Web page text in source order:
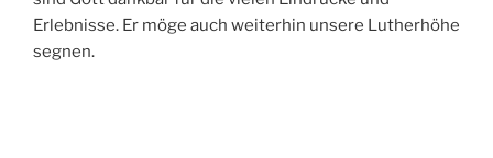
Erlebnisse. Er möge auch weiterhin unsere Lutherhöhe
segnen.